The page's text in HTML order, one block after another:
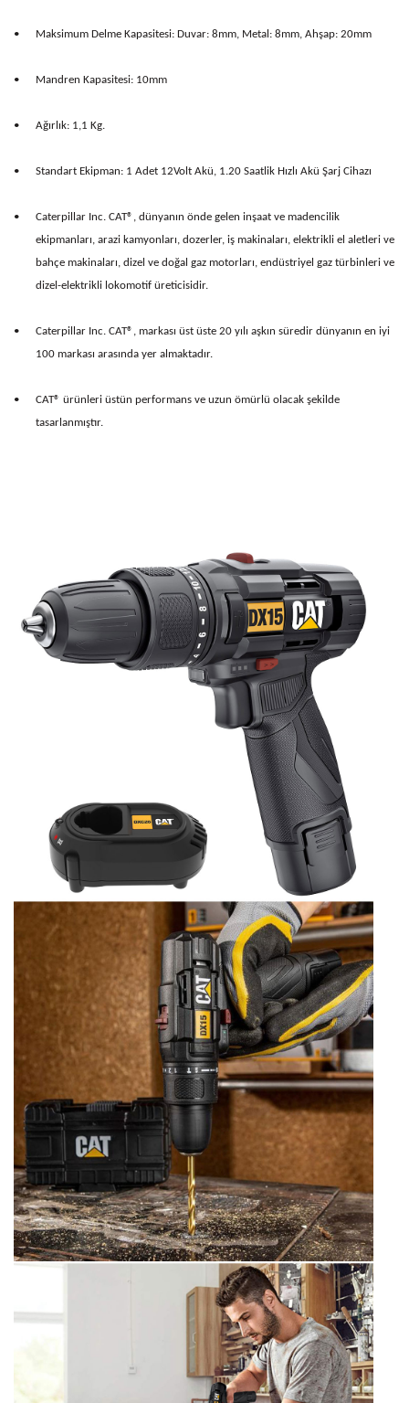
• Maksimum Delme Kapasitesi: Duvar: 8mm, Metal: 8mm, Ahşap: 20mm
• Mandren Kapasitesi: 10mm
• Ağırlık: 1,1 Kg.
• Standart Ekipman: 1 Adet 12Volt Akü, 1.20 Saatlik Hızlı Akü Şarj Cihazı
•
Caterpillar Inc. CAT®, dünyanın önde gelen inşaat ve madencilik
ekipmanları, arazi kamyonları, dozerler, iş makinaları, elektrikli el aletleri ve
bahçe makinaları, dizel ve doğal gaz motorları, endüstriyel gaz türbinleri ve
dizel-elektrikli lokomotif üreticisidir.
•
Caterpillar Inc. CAT®, markası üst üste 20 yılı aşkın süredir dünyanın en iyi
100 markası arasında yer almaktadır.
•
CAT® ürünleri üstün performans ve uzun ömürlü olacak şekilde
tasarlanmıştır.